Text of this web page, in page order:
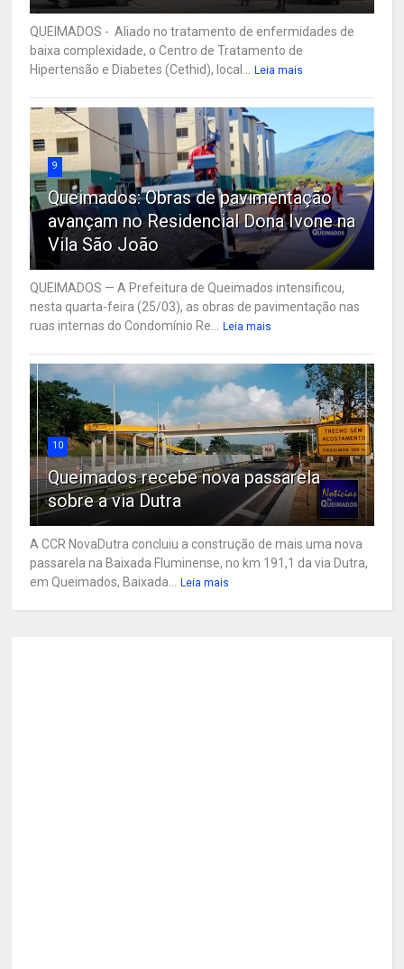
QUEIMADOS - Aliado no tratamento de enfermidades de
baixa complexidade, o Centro de Tratamento de
Hipertensão e Diabetes (Cethid), local...
Leia mais
9
Queimados: Obras de pavimentação
avançam no Residencial Dona Ivone na
Vila São João
QUEIMADOS — A Prefeitura de Queimados intensificou,
nesta quarta-feira (25/03), as obras de pavimentação nas
ruas internas do Condomínio Re...
Leia mais
10
Queimados recebe nova passarela
sobre a via Dutra
A CCR NovaDutra concluiu a construção de mais uma nova
passarela na Baixada Fluminense, no km 191,1 da via Dutra,
em Queimados, Baixada...
Leia mais